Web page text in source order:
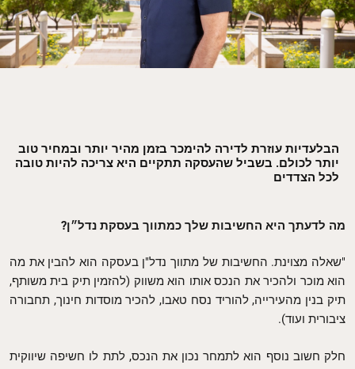
הבלעדיות עוזרת לדירה להימכר בזמן מהיר יותר ובמחיר טוב
יותר לכולם. בשביל שהעסקה תתקיים היא צריכה להיות טובה
לכל הצדדים
מה לדעתך היא החשיבות שלך כמתווך בעסקת נדל״ן?
"שאלה מצוינת. החשיבות של מתווך נדל"ן בעסקה הוא להבין את מה
הוא מוכר ולהכיר את הנכס אותו הוא משווק (להזמין תיק בית משותף,
תיק בנין מהעירייה, להוריד נסח טאבו, להכיר מוסדות חינוך, תחבורה
ציבורית ועוד).
חלק חשוב נוסף הוא לתמחר נכון את הנכס, לתת לו חשיפה שיווקית